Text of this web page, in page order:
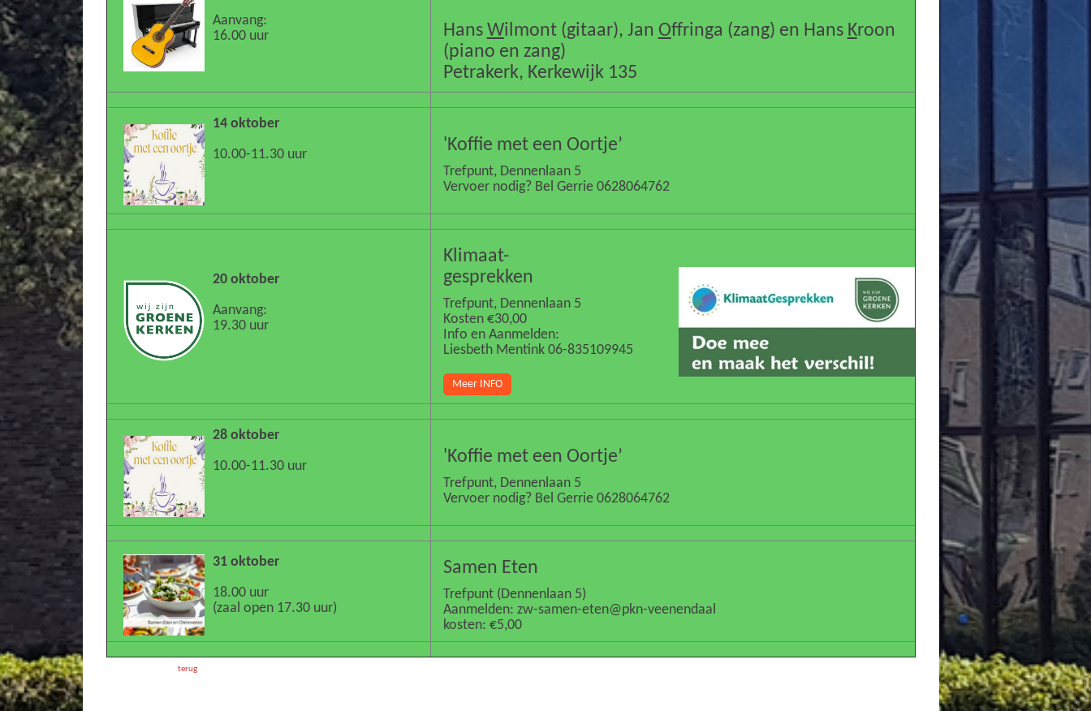
Aanvang:
16.00 uur
Hans Wilmont (gitaar), Jan Offringa (zang) en Hans Kroon
(piano en zang)
Petrakerk, Kerkewijk 135
14 oktober
10.00-11.30 uur
'Koffie met een Oortje’
Trefpunt, Dennenlaan 5
Vervoer nodig? Bel Gerrie 0628064762
20 oktober
Aanvang:
19.30 uur
Klimaat-
gesprekken
Trefpunt, Dennenlaan 5
Kosten €30,00
Info en Aanmelden:
Liesbeth Mentink 06-835109945
Meer INFO
28 oktober
10.00-11.30 uur
'Koffie met een Oortje’
Trefpunt, Dennenlaan 5
Vervoer nodig? Bel Gerrie 0628064762
31 oktober
18.00 uur
(zaal open 17.30 uur)
Samen Eten
Trefpunt (Dennenlaan 5)
Aanmelden: zw-samen-eten@pkn-veenendaal
kosten: €5,00
terug